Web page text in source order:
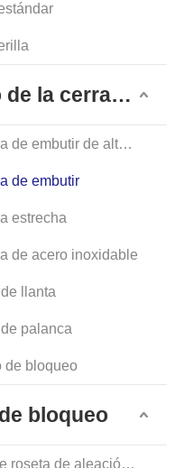
Cuerpo de la cerradura
Cerradura de embutir de alta seguridad
de embutir
estrecha
de acero inoxidable
llanta
palanca
de bloqueo
bloqueo
Mango de roseta de aleación de zinc